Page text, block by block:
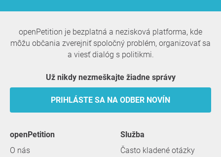
openPetition je bezplatná a nezisková platforma, kde
môžu občania zverejniť spoločný problém, organizovať sa
a viesť dialóg s politikmi.
Už nikdy nezmeškajte žiadne správy
PRIHLÁSTE SA NA ODBER NOVÍN
openPetition
O nás
služba
Často kladené otázky